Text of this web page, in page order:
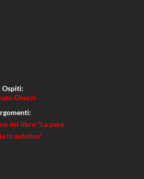
Ospiti:
Ghezzi
del libro "La pace
in autobus"